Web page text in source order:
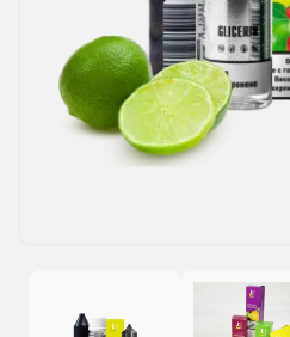
Рідини для електронних
Подарункові набори